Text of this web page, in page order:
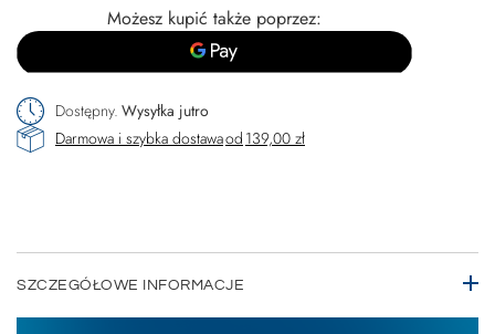
Możesz kupić także poprzez:
Dostępny Wysyłka jutro
Darmowa i szybka dostawaod 139,00 zł
SZCZEGÓŁOWE INFORMACJE